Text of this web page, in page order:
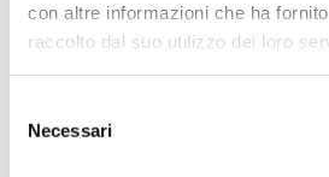
con altre informazioni che ha
raccolto dal suo utilizzo dei loro
delNecessari